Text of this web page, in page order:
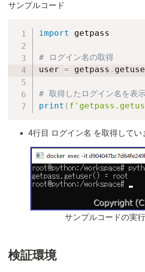
サンプルコード
import getpass
# ログイン名の取得
user = getpass .
# 取得したログイン名を表
print (
4行目 ログイン名 を取得してい
サンプルコードの実
検証環境